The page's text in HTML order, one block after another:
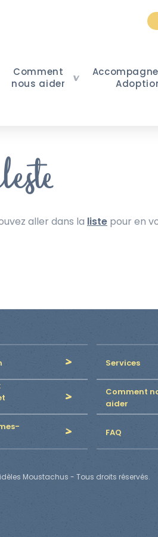
Comment
nous aider
aller dans la liste pour en
Services
Comment
aider
FAQ
Moustachus - Tous droits réservés.